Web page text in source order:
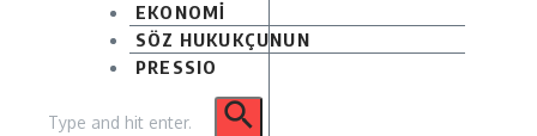
EKONOMİ
SÖZ HUKUKÇUNUN
PRESSIO